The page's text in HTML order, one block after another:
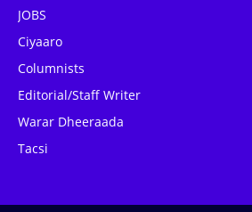
JOBS
Ciyaaro
Columnists
Editorial/Staff Writer
Warar Dheeraada
Tacsi